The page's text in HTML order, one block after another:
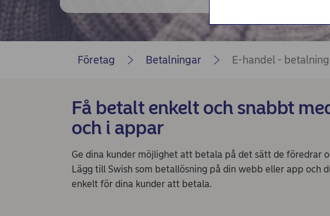
eBeställningar
Nordea Swish företagsverktyg
First Card Login
Nordea Node
Företag Betalningar E-handel -
Få betalt enkelt och snabbt
och i appar
Ge dina kunder möjlighet att betala på det sätt de föredrar
Lägg till Swish som betallösning på din webb eller app och
enkelt för dina kunder att betala.